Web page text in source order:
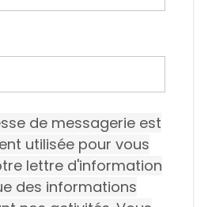
de messagerie est
utilisée pour vous
lettre d'information
des informations